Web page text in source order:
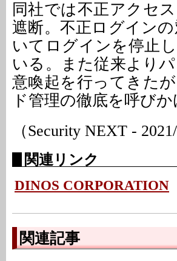
同社では不正アクセ
遮断。不正ログイン
いてログインを停止
いる。また従来より
意喚起を行ってきた
ド管理の徹底を呼びか
（Security NEXT -
関連リンク
DINOS CORPORATION
関連記事